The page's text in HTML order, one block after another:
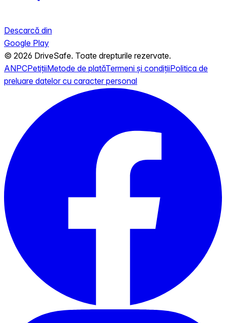
Descarcă din
Google Play
© 2026 DriveSafe. Toate drepturile rezervate.
ANPCPetițiiMetode de platăTermeni și condițiiPolitica de
preluare datelor cu caracter personal